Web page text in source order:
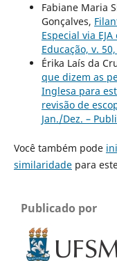
Fabiane Maria
Gonçalves,
Especial via
Educação, v.
Érika Laís da
que dizem as
Inglesa para
revisão de
Jan./Dez. –
Você também pode
similaridadepara
Publicado por